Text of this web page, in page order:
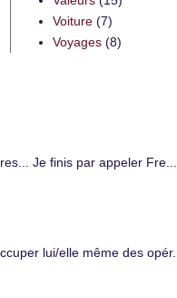
Voiture (7)
Voyages (8)
Je finis par appeler Fre...
lui/elle même des opér...